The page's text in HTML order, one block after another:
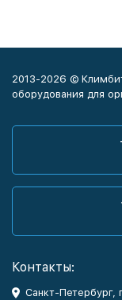
2013-2026 ©
оборудования для
Контакты:
Санкт-Петербург,